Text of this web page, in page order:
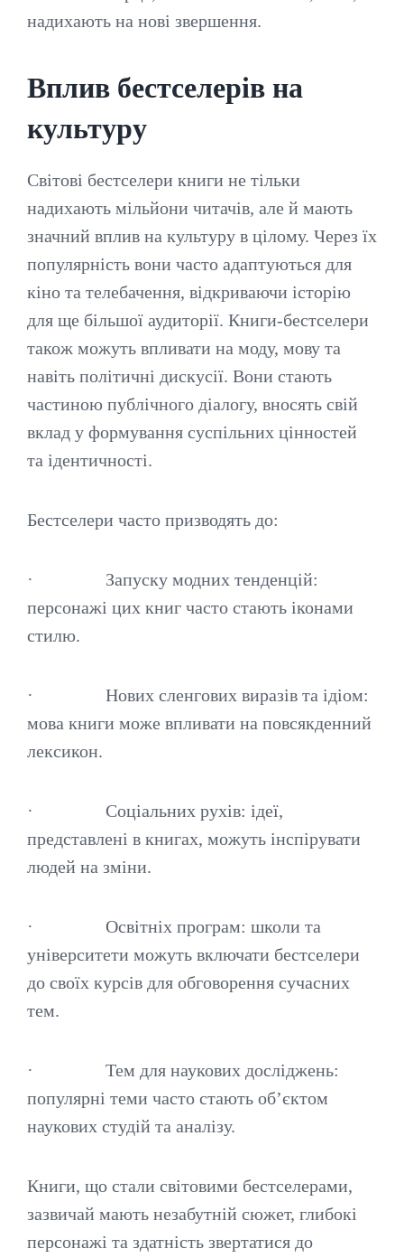
надихають на нові звершення.
Вплив бестселерів на
культуру
Світові бестселери книги не тільки
надихають мільйони читачів, але й мають
значний вплив на культуру в цілому. Через їх
популярність вони часто адаптуються для
кіно та телебачення, відкриваючи історію
для ще більшої аудиторії. Книги-бестселери
також можуть впливати на моду, мову та
навіть політичні дискусії. Вони стають
частиною публічного діалогу, вносять свій
вклад у формування суспільних цінностей
та ідентичності.
Бестселери часто призводять до:
· Запуску модних тенденцій:
персонажі цих книг часто стають іконами
стилю.
· Нових сленгових виразів та ідіом:
мова книги може впливати на повсякденний
лексикон.
· Соціальних рухів: ідеї,
представлені в книгах, можуть інспірувати
людей на зміни.
· Освітніх програм: школи та
університети можуть включати бестселери
до своїх курсів для обговорення сучасних
тем.
· Тем для наукових досліджень:
популярні теми часто стають об’єктом
наукових студій та аналізу.
Книги, що стали світовими бестселерами,
зазвичай мають незабутній сюжет, глибокі
персонажі та здатність звертатися до